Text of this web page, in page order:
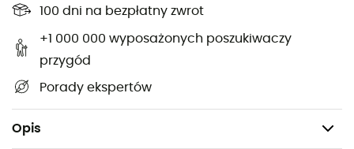
100 dni na bezpłatny zwrot
+1 000 000 wyposażonych poszukiwaczy
przygód
Porady ekspertów
Opis
zakresie ruchu
Kompatybilny z belkami treningowymi, mobilnymi
przyrządami, odciążeniem do podciągania, oporem
Lekki, kompaktowy, łatwy do przenoszenia i
mocowania za pomocą węzła głównego